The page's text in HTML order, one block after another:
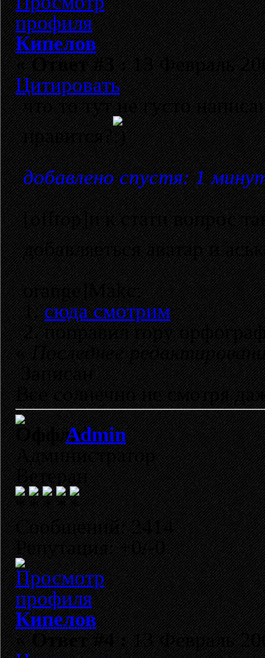
Кипелов
«Ответ #3 :13 Февраль
Цитировать
что то тут не густо
нравится?
добавлено спустя: 1
[offtop]и к стати вопрос
добавляеться аватар и
orange]Makc:
1.сюда смотрим
2. поправил гору
«Последнее
Записан
Все солнечно не смотря
Admin
Администратор
Ветеран
Сообщений: 2414
Репутация: +0/-0
Кипелов
«Ответ #4 :13 Февраль